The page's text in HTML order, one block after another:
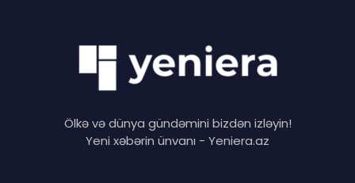
Ölkə və dünya gündəmini bizdən izləyin!
Yeni xəbərin ünvanı - Yeniera.az